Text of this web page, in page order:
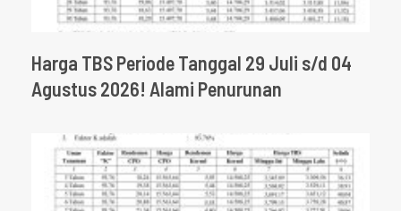
Harga TBS Periode Tanggal 29 Juli s/d 04
Agustus 2026! Alami Penurunan